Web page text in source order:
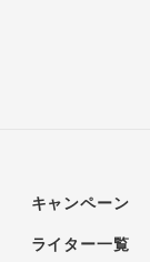
キャンペーン
ライター一覧